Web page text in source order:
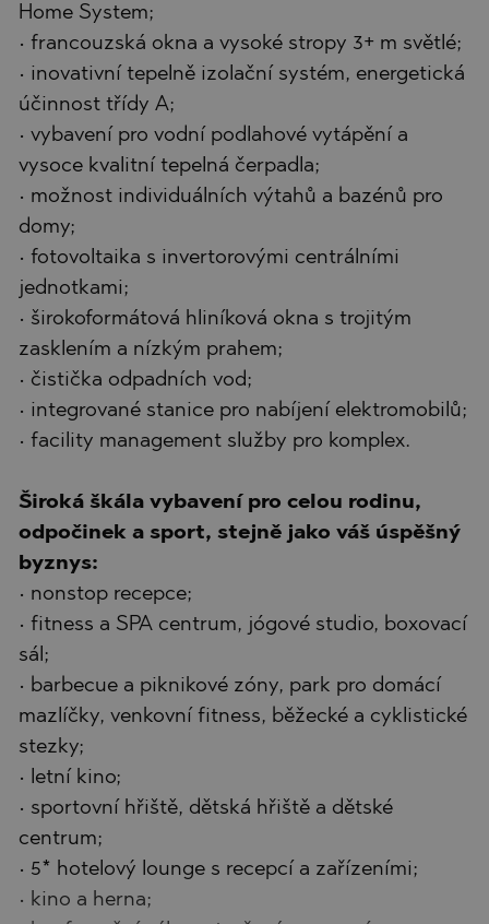
Home System;
• francouzská okna a vysoké stropy 3+ m světlé;
• inovativní tepelně izolační systém, energetická
účinnost třídy A;
• vybavení pro vodní podlahové vytápění a
vysoce kvalitní tepelná čerpadla;
• možnost individuálních výtahů a bazénů pro
domy;
• fotovoltaika s invertorovými centrálními
jednotkami;
• širokoformátová hliníková okna s trojitým
zasklením a nízkým prahem;
• čistička odpadních vod;
• integrované stanice pro nabíjení elektromobilů;
• facility management služby pro komplex.
Široká škála vybavení pro celou rodinu,
odpočinek a sport, stejně jako váš úspěšný
byznys:
• nonstop recepce;
• fitness a SPA centrum, jógové studio, boxovací
sál;
• barbecue a piknikové zóny, park pro domácí
mazlíčky, venkovní fitness, běžecké a cyklistické
stezky;
• letní kino;
• sportovní hřiště, dětská hřiště a dětské
centrum;
• 5* hotelový lounge s recepcí a zařízeními;
• kino a herna;